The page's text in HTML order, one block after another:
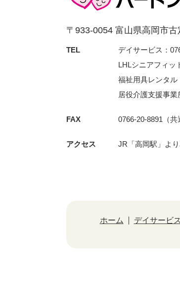
〒933-0054 富⼭県⾼岡市
TEL
デイサービス：
LHLシニアフィッ
福祉用具レンタル
居役介護支援事業
FAX 0766-20-8891（共
アクセス JR「⾼岡駅」よ
ホーム デイサービス